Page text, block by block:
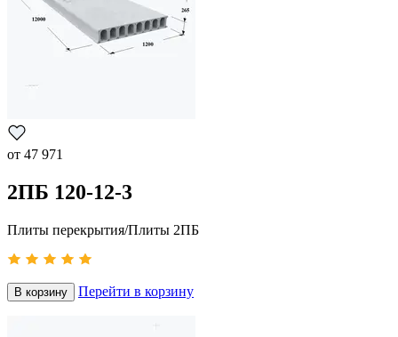
от 47 971
2ПБ 120-12-3
Плиты перекрытия/Плиты 2ПБ
В корзину Перейти в корзину